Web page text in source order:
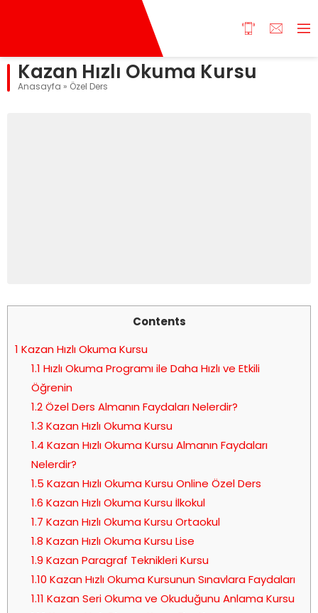
Kazan Hızlı Okuma Kursu
Anasayfa » Özel Ders
Contents
1 Kazan Hızlı Okuma Kursu
1.1 Hızlı Okuma Programı ile Daha Hızlı ve Etkili
Öğrenin
1.2Özel Ders Almanın Faydaları Nelerdir?
1.3 Kazan Hızlı Okuma Kursu
1.4 Kazan Hızlı Okuma Kursu Almanın Faydaları
Nelerdir?
1.5 Kazan Hızlı Okuma Kursu Online Özel Ders
1.6 Kazan Hızlı Okuma Kursu İlkokul
1.7 Kazan Hızlı Okuma Kursu Ortaokul
1.8 Kazan Hızlı Okuma Kursu Lise
1.9 Kazan Paragraf Teknikleri Kursu
1.10 Kazan Hızlı Okuma Kursunun Sınavlara Faydaları
1.11 Kazan Seri Okuma ve Okuduğunu Anlama Kursu